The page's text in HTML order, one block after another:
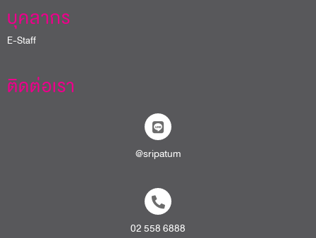
บุคลากร
E-Staff
ติดต่อเรา
@sripatum
02 558 6888